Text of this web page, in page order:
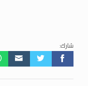
شارك: